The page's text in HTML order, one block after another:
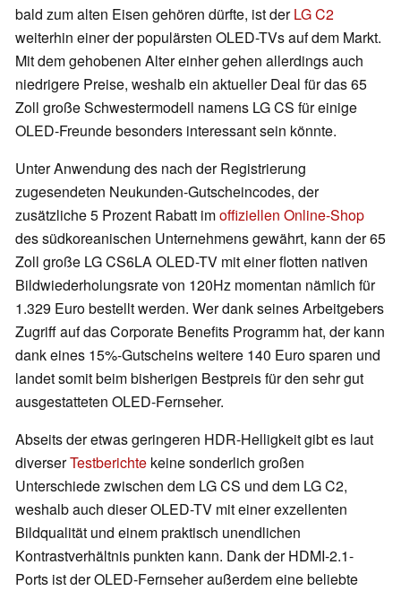
bald zum alten Eisen gehören dürfte, ist derLG C2
weiterhin einer der populärsten OLED-TVs auf dem Markt.
Mit dem gehobenen Alter einher gehen allerdings auch
niedrigere Preise, weshalb ein aktueller Deal für das 65
Zoll große Schwestermodell namens LG CS für einige
OLED-Freunde besonders interessant sein könnte.
Unter Anwendung des nach der Registrierung
zugesendeten Neukunden-Gutscheincodes, der
zusätzliche 5 Prozent Rabatt imoffiziellen Online-Shop
des südkoreanischen Unternehmens gewährt, kann der 65
Zoll große LG CS6LA OLED-TV mit einer flotten nativen
Bildwiederholungsrate von 120Hz momentan nämlich für
1.329 Euro bestellt werden. Wer dank seines Arbeitgebers
Zugriff auf das Corporate Benefits Programm hat, der kann
dank eines 15%-Gutscheins weitere 140 Euro sparen und
landet somit beim bisherigen Bestpreis für den sehr gut
ausgestatteten OLED-Fernseher.
Abseits der etwas geringeren HDR-Helligkeit gibt es laut
diverserTestberichte keine sonderlich großen
Unterschiede zwischen dem LG CS und dem LG C2,
weshalb auch dieser OLED-TV mit einer exzellenten
Bildqualität und einem praktisch unendlichen
Kontrastverhältnis punkten kann. Dank der HDMI-2.1-
Ports ist der OLED-Fernseher außerdem eine beliebte